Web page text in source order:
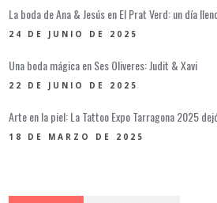
La boda de Ana & Jesús en El Prat Verd: un día
24 DE JUNIO DE 2025
Una boda mágica en Ses Oliveres: Judit & Xavi
22 DE JUNIO DE 2025
Arte en la piel: La Tattoo Expo Tarragona 2025
18 DE MARZO DE 2025